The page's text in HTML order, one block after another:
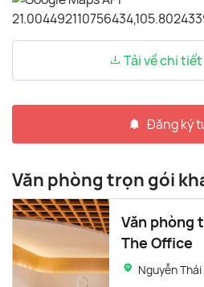
Tải về chi
Đăng ký
Văn phòng trọn gói
Văn phòng
The Office
Nguyễn